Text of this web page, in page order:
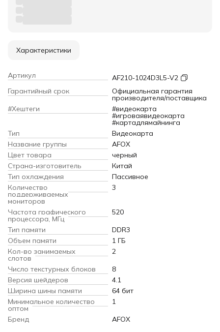
Характеристики
Артикул
AF210-1024D3L5-V2
Гарантийный срок
Официальная гарантия
производителя/поставщика
#Хештеги
#видеокарта
#игроваявидеокарта
#картадлямайнинга
Тип
Видеокарта
Название группы
AFOX
Цвет товара
черный
Страна-изготовитель
Китай
Тип охлаждения
Пассивное
Количество
поддерживаемых
мониторов
3
Частота графического
процессора, МГц
520
Тип памяти
DDR3
Объем памяти
1 ГБ
Кол-во занимаемых
слотов
2
Число текстурных блоков
8
Версия шейдеров
4.1
Ширина шины памяти
64 бит
Минимальное количество
оптом
1
Бренд
AFOX